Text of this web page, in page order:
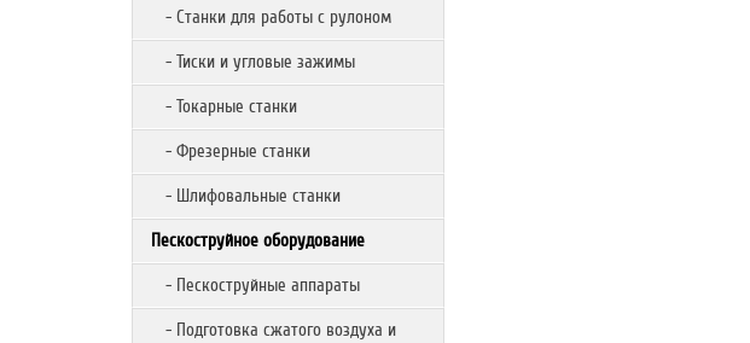
- Станки для работы с рулоном
- Тиски и угловые зажимы
- Токарные станки
- Фрезерные станки
- Шлифовальные станки
Пескоструйное оборудование
- Пескоструйные аппараты
- Подготовка сжатого воздуха и